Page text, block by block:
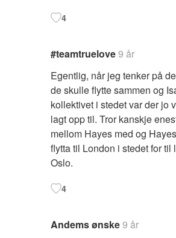
4
#teamtruelove9 år
Egentlig, når jeg tenker på
de skulle flytte sammen og
kollektivet i stedet var der jo
lagt opp til. Tror kanskje
mellom Hayes med og
flytta til London i stedet for til
Oslo.
4
Andems ønske9 år